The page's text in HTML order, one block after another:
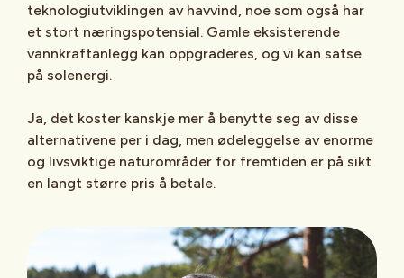
teknologiutviklingen av havvind, noe som også har
et stort næringspotensial. Gamle eksisterende
vannkraftanlegg kan oppgraderes, og vi kan satse
på solenergi.
Ja, det koster kanskje mer å benytte seg av disse
alternativene per i dag, men ødeleggelse av enorme
og livsviktige naturområder for fremtiden er på sikt
en langt større pris å betale.